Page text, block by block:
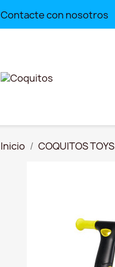
Contacte con nosotros
Inicio COQUITOS TOYS